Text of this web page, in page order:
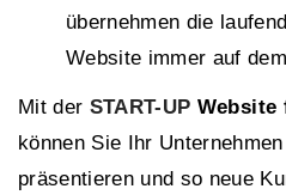
übernehmen die
Website immer auf
Mit der START-UP Website
können Sie Ihr
präsentieren und so neue